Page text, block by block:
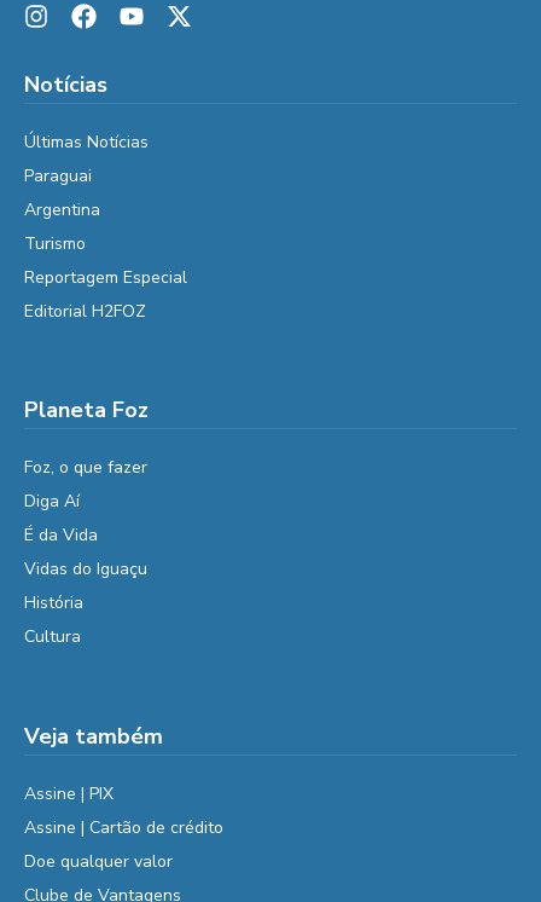
Notícias
Últimas Notícias
Paraguai
Argentina
Turismo
Reportagem Especial
Editorial H2FOZ
Planeta Foz
Foz, o que fazer
Diga Aí
É da Vida
Vidas do Iguaçu
História
Cultura
Veja também
Assine | PIX
Assine | Cartão de crédito
Doe qualquer valor
Clube de Vantagens